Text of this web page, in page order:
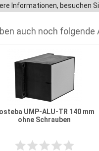
Informationen, besuchen
auch noch
UMP-ALU-TR 140 mm
ohne Schrauben